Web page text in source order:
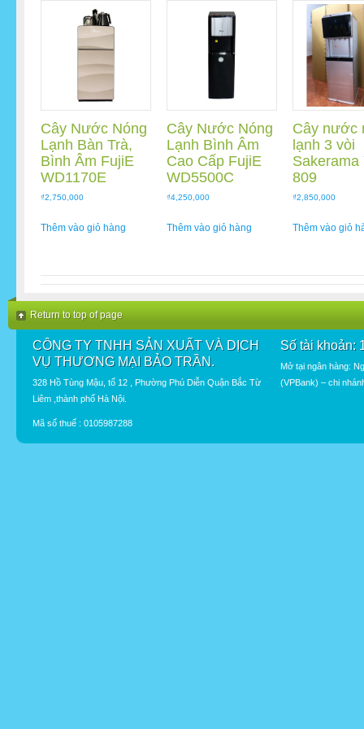
Cây Nước Nóng
Lạnh Bàn Trà,
Bình Âm FujiE
WD1170E
₫2,750,000
Thêm vào giỏ hàng
Cây Nước Nóng
Lạnh Bình Âm
Cao Cấp FujiE
WD5500C
₫4,250,000
Thêm vào giỏ hàng
Cây nước
lạnh 3 vòi
Sakerama
809
₫2,850,000
Thêm vào giỏ
Return to top of page
CÔNG TY TNHH SẢN XUẤT VÀ DỊCH
VỤ THƯƠNG MẠI BẢO TRẦN.
328 Hồ Tùng Mậu, tổ 12 , Phường Phú Diễn Quận Bắc Từ
Liêm ,thành phố Hà Nội.
Mã số thuế : 0105987288
Số tài khoản:
Mở tại ngân hàng:
(VPBank) – chi